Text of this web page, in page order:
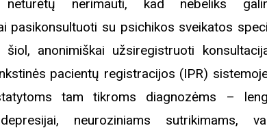
parodą
mums,
Legendinio
kelionė“
neturėtų nerimauti, kad nebeliks
pasikonsultuoti su psichikos sveikatos
anonimiškai užsiregistruoti
pacientų registracijos (IPR)
tam tikroms diagnozėms –
neuroziniams sutrikimams,